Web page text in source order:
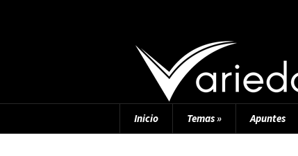
Inicio Temas» Apuntes